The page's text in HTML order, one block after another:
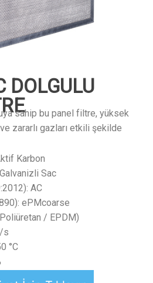
DOLGULU
sahip bu panel filtre, yüksek
zararlı gazları etkili şekilde
Karbon
Sac
AC
ePMcoarse
/ EPDM)
s
°C